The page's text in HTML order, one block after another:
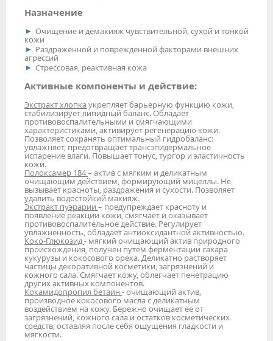
Назначение
Очищение и демакияж чувствительной, сухой и тонкой
кожи
Раздраженной и поврежденной факторами внешних
агрессий
Стрессовая, реактивная кожа
Активные компоненты и действие:
Экстракт хлопка укрепляет барьерную функцию кожи,
стабилизирует липидный баланс. Обладает
противовоспалительными и смягчающими
характеристиками, активирует регенерацию кожи.
Позволяет сохранять оптимальный гидробаланс:
увлажняет, предотвращает трансэпидермальное
испарение влаги. Повышает тонус, тургор и эластичность
кожи.
Полоксамер 184– актив с мягким и деликатным
очищающим действием, формирующий мицеллы. Не
вызывает красноты, раздражения и сухости. Позволяет
удалить водостойкий макияж.
Экстракт пуэрарии – предупреждает красноту и
появление реакции кожи, смягчает и оказывает
противовоспалительное действие. Регулирует
увлажненность, обладает антиоксидантной активностью.
Коко-Глюкозид- мягкий очищающий актив природного
происхождения, получен путем ферментации сахара
кукурузы и кокосового ореха. Деликатно растворяет
частицы декоративной косметики, загрязнений и
кожного сала. Смягчает кожу, облегчает пенетрацию
других активных компонентов.
Кокамидопропил бетаин - очищающий актив,
производное кокосового масла с деликатным
воздействием на кожу. Бережно очищает ее от
загрязнений, кожного сала и остатков косметических
средств, оставляя после себя ощущения гладкости и
мягкости.